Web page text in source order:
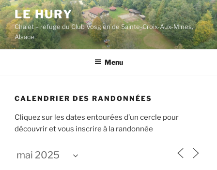
Aller
au
contenu
principal
LE HURY
Chalet – refuge du Club Vosgien de Sainte-Croix-Aux-Mines,
Alsace
Menu
CALENDRIER DES RANDONNÉES
Cliquez sur les dates entourées d’un cercle pour
découvrir et vous inscrire à la randonnée